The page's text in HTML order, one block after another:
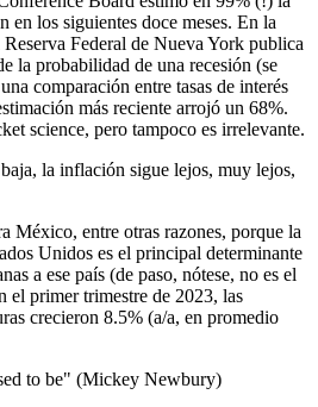
en los siguientes doce meses. En la
Federal de Nueva York publica
la probabilidad de una recesión (se
comparación entre tasas de interés
más reciente arrojó un 68%.
science, pero tampoco es irrelevante.
la inflación sigue lejos, muy lejos,
México, entre otras razones, porque la
Unidos es el principal determinante
a ese país (de paso, nótese, no es el
el primer trimestre de 2023, las
crecieron 8.5% (a/a, en promedio
to be" (Mickey Newbury)